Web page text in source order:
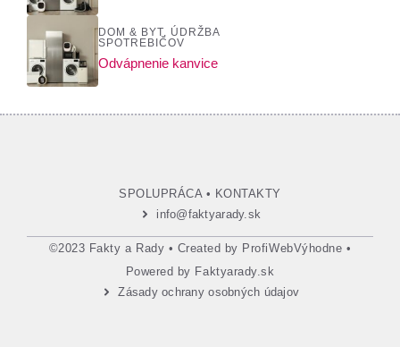
DOM & BYT, ÚDRŽBA
SPOTREBIČOV
Odvápnenie kanvice
SPOLUPRÁCA• KONTAKTY
info@faktyarady.sk
©2023 Fakty a Rady • Created by ProfiWebVýhodne •
Powered by Faktyarady.sk
Zásady ochrany osobných údajov